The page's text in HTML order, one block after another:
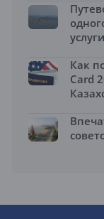
услуги
Как
Card